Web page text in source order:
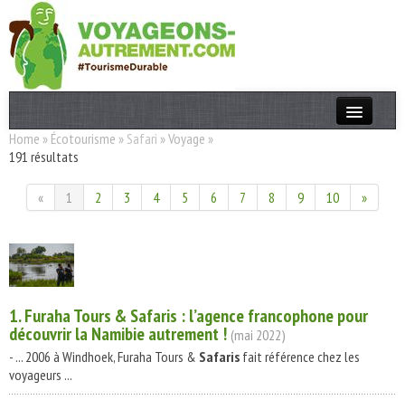
Actualités
Destinations
Acteurs
Thèmes
OK
Home » Écotourisme » Safari »Voyage »
191 résultats
« 1 2 3 4 5 6 7 8 9 10 »
1. Furaha Tours &Safaris : l’agence francophone pour
découvrir la Namibie autrement ! (mai 2022)
- ... 2006 à Windhoek, Furaha Tours & Safaris fait référence chez les
voyageurs ...